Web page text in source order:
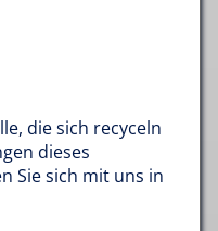
die sich recyceln
dieses
Sie sich mit uns in